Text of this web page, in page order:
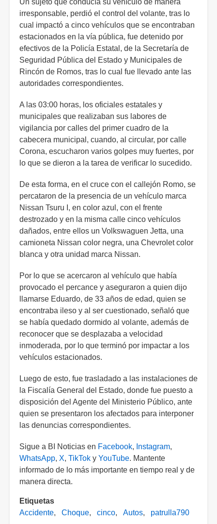
Un sujeto que conducía su vehículo de manera
irresponsable, perdió el control del volante, tras lo
cual impactó a cinco vehículos que se encontraban
estacionados en la vía pública, fue detenido por
efectivos de la Policía Estatal, de la Secretaría de
Seguridad Pública del Estado y Municipales de
Rincón de Romos, tras lo cual fue llevado ante las
autoridades correspondientes.
A las 03:00 horas, los oficiales estatales y
municipales que realizaban sus labores de
vigilancia por calles del primer cuadro de la
cabecera municipal, cuando, al circular, por calle
Corona, escucharon varios golpes muy fuertes, por
lo que se dieron a la tarea de verificar lo sucedido.
De esta forma, en el cruce con el callejón Romo, se
percataron de la presencia de un vehículo marca
Nissan Tsuru I, en color azul, con el frente
destrozado y en la misma calle cinco vehículos
dañados, entre ellos un Volkswaguen Jetta, una
camioneta Nissan color negra, una Chevrolet color
blanca y otra unidad marca Nissan.
Por lo que se acercaron al vehículo que había
provocado el percance y aseguraron a quien dijo
llamarse Eduardo, de 33 años de edad, quien se
encontraba ileso y al ser cuestionado, señaló que
se había quedado dormido al volante, además de
reconocer que se desplazaba a velocidad
inmoderada, por lo que terminó por impactar a los
vehículos estacionados.
Luego de esto, fue trasladado a las instalaciones de
la Fiscalía General del Estado, donde fue puesto a
disposición del Agente del Ministerio Público, ante
quien se presentaron los afectados para interponer
las denuncias correspondientes.
Sigue a BI Noticias en Facebook, Instagram,
WhatsApp, X, TikTok y YouTube. Mantente
informado de lo más importante en tiempo real y de
manera directa.
Etiquetas
Accidente
Choque cinco Autos patrulla790